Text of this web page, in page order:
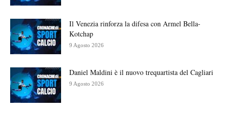
Il Venezia rinforza la difesa con Armel Bella-
Kotchap
9 Agosto 2026
Daniel Maldini è il nuovo trequartista del Cagliari
9 Agosto 2026